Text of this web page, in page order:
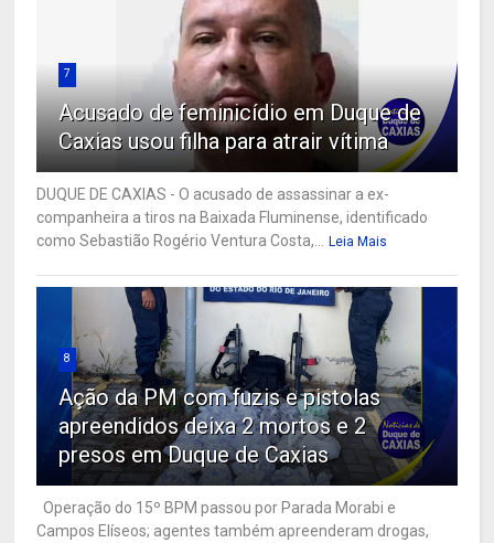
7
Acusado de feminicídio em Duque de
Caxias usou filha para atrair vítima
DUQUE DE CAXIAS - O acusado de assassinar a ex-
companheira a tiros na Baixada Fluminense, identificado
como Sebastião Rogério Ventura Costa,...
Leia Mais
8
Ação da PM com fuzis e pistolas
apreendidos deixa 2 mortos e 2
presos em Duque de Caxias
Operação do 15º BPM passou por Parada Morabi e
Campos Elíseos; agentes também apreenderam drogas,